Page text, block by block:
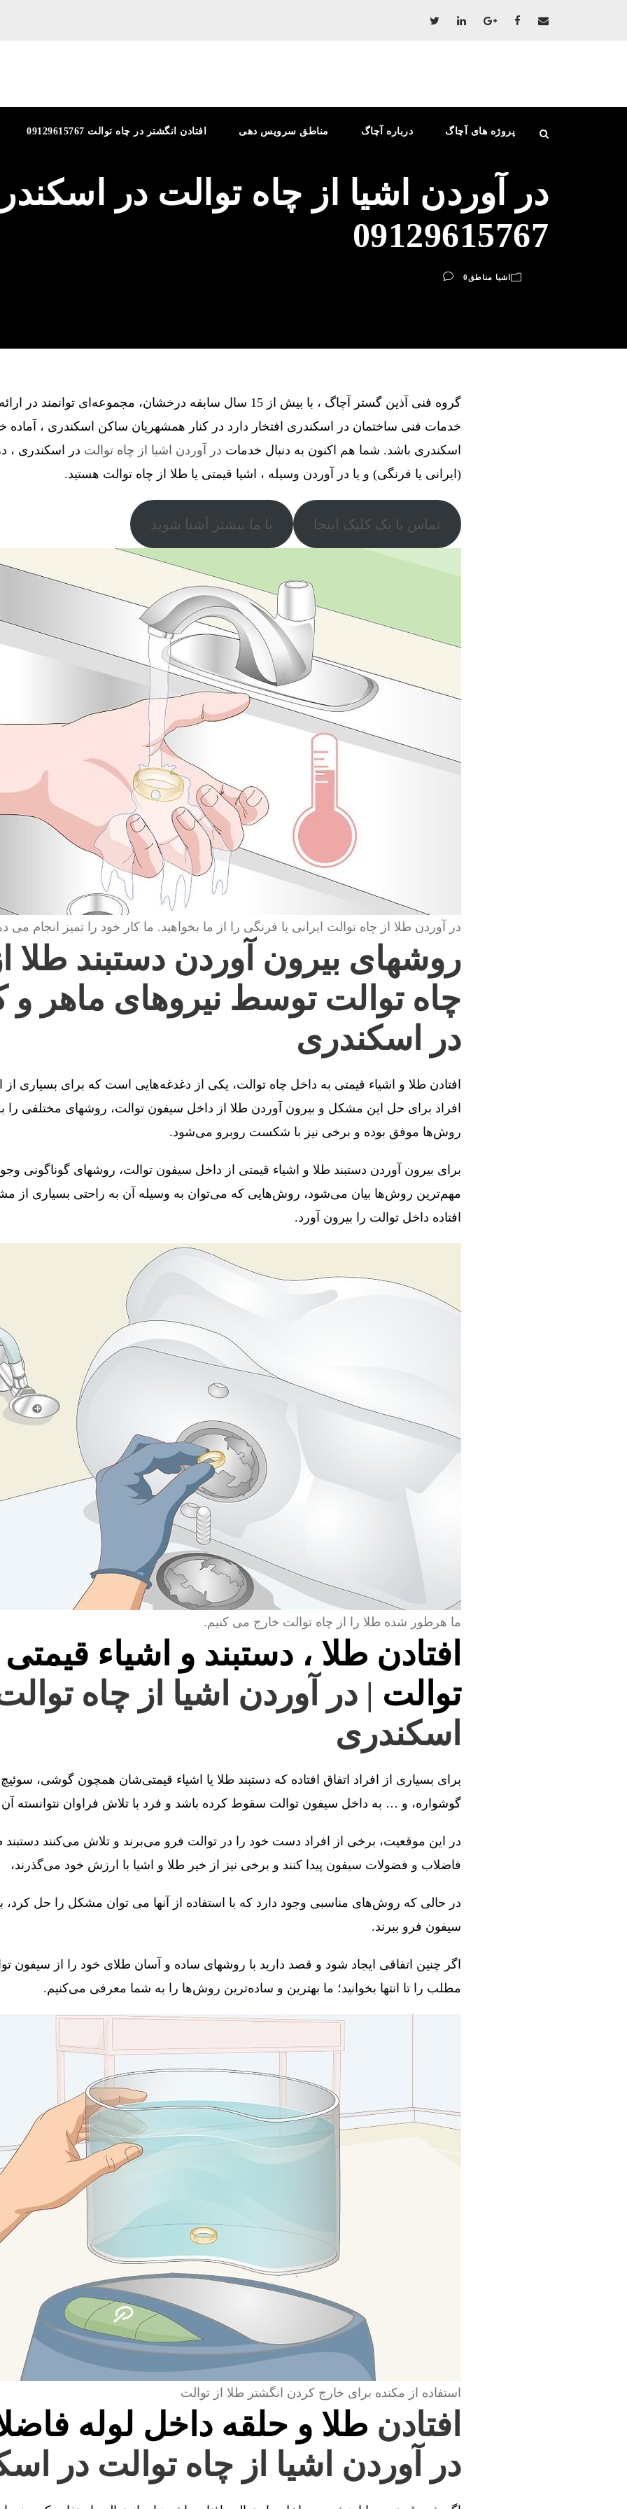
افتادن انگشتر در چاه توالت 09129615767 مناطق سرویس دهی درباره آچاگ پروژه های آچاگ
در آوردن اشیا از چاه توالت در
09129615767
اشیا مناطق 0
گروه فنی آذین گستر آچاگ ، با بیش از 15 سال سابقه درخشان، مجموعه‌ای
خدمات فنی ساختمان در اسکندری افتخار دارد در کنار همشهریان ساکن اسکندری ،
اسکندری باشد. شما هم اکنون به دنبال خدمات در آوردن اشیا از چاه توالت در اسکندری ،
(ایرانی یا فرنگی) و یا در آوردن وسیله ، اشیا قیمتی یا طلا از چاه توالت هستید.
تماس با یک کلیک اینجا با ما بیشتر آشنا شوید
در آوردن طلا از چاه توالت ایرانی یا فرنگی را از ما بخواهید. ما کار خود را تمیز انجام می
روشهای بیرون آوردن دستبند طلا
چاه توالت توسط نیروهای ماهر و
در اسکندری
افتادن طلا و اشیاء قیمتی به داخل چاه توالت، یکی از دغدغه‌هایی است که برای بسیاری
افراد برای حل این مشکل و بیرون آوردن طلا از داخل سیفون توالت، روشهای مختلفی را
روش‌ها موفق بوده و برخی نیز با شکست روبرو می‌شود.
برای بیرون آوردن دستبند طلا و اشیاء قیمتی از داخل سیفون توالت، روشهای گوناگونی
مهم‌ترین روش‌ها بیان می‌شود، روش‌هایی که می‌توان به وسیله آن به راحتی بسیاری از
افتاده داخل توالت را بیرون آورد.
ما هرطور شده طلا را از چاه توالت خارج می کنیم.
افتادن طلا ، دستبند و اشیاء
توالت | در آوردن اشیا از چاه
اسکندری
برای بسیاری از افراد اتفاق افتاده که دستبند طلا یا اشیاء قیمتی‌شان همچون گوشی،
گوشواره، و … به داخل سیفون توالت سقوط کرده باشد و فرد با تلاش فراوان نتوانسته آن
در این موقعیت، برخی از افراد دست خود را در توالت فرو می‌برند و تلاش می‌کنند دستبند
فاضلاب و فضولات سیفون پیدا کنند و برخی نیز از خیر طلا و اشیا با ارزش خود می‌گذرند،
در حالی که روش‌های مناسبی وجود دارد که با استفاده از آنها می توان مشکل را حل
سیفون فرو ببرند.
اگر چنین اتفاقی ایجاد شود و قصد دارید با روشهای ساده و آسان طلای خود را از سیفون
مطلب را تا انتها بخوانید؛ ما بهترین و ساده‌ترین روش‌ها را به شما معرفی می‌کنیم.
استفاده از مکنده برای خارج کردن انگشتر طلا از توالت
افتادن طلا و حلقه داخل لوله
در آوردن اشیا از چاه توالت در